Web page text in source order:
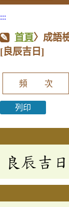
:::
首頁〉成語
[良辰吉日]
頻 次
列印
良辰吉日